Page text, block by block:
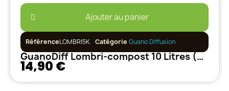
Ajouter au panier
RéférenceLOMBRI5K Catégorie Guano Diffusion
GuanoDiff Lombri-compost 10 Litres (5kg)
14,90 €